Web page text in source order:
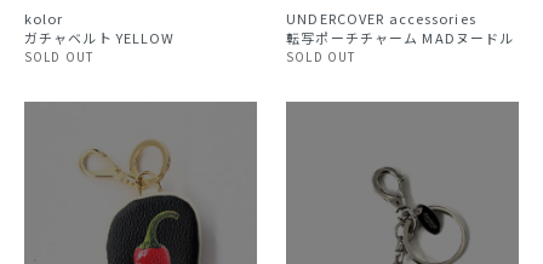
kolor
ガチャベルト YELLOW
SOLD OUT
UNDERCOVER accessories
転写ポーチチャーム MADヌードル
SOLD OUT